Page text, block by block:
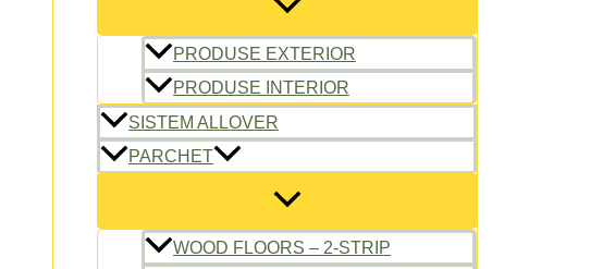
PRODUSE EXTERIOR
PRODUSE INTERIOR
SISTEM ALLOVER
PARCHET
WOOD FLOORS – 2-STRIP